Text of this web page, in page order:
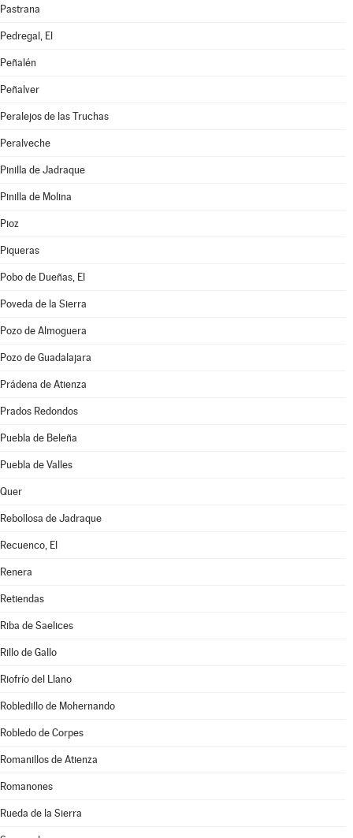
Pastrana
Pedregal, El
Peñalén
Peñalver
Peralejos de las Truchas
Peralveche
Pinilla de Jadraque
Pinilla de Molina
Pioz
Piqueras
Pobo de Dueñas, El
Poveda de la Sierra
Pozo de Almoguera
Pozo de Guadalajara
Prádena de Atienza
Prados Redondos
Puebla de Beleña
Puebla de Valles
Quer
Rebollosa de Jadraque
Recuenco, El
Renera
Retiendas
Riba de Saelices
Rillo de Gallo
Riofrío del Llano
Robledillo de Mohernando
Robledo de Corpes
Romanillos de Atienza
Romanones
Rueda de la Sierra